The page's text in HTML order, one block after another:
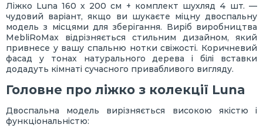
Ліжко Luna 160 х 200 см + комплект шухляд 4 шт. —
чудовий варіант, якщо ви шукаєте міцну двоспальну
модель з місцями для зберігання. Виріб виробництва
MebliRoMax відрізняється стильним дизайном, який
привнесе у вашу спальню нотки свіжості. Коричневий
фасад у тонах натурального дерева і білі вставки
додадуть кімнаті сучасного привабливого вигляду.
Головне про ліжко з колекції Luna
Двоспальна модель вирізняється високою якістю і
функціональністю: